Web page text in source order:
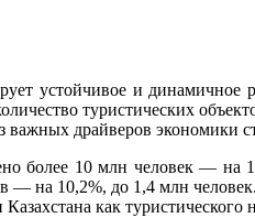
устойчивое и
туристических
важных драйверов экономики
более 10 млн человек — на
— на 10,2%, до 1,4 млн
как туристического